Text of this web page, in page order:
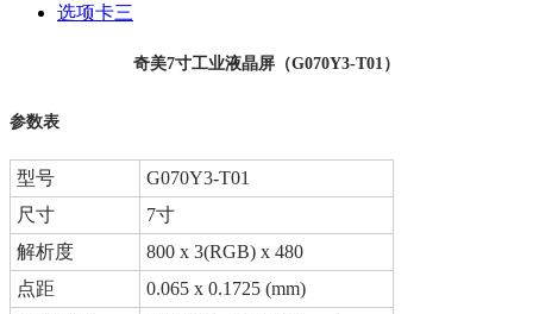
选项卡三
奇美7寸工业液晶屏（G070Y3-T01）
参数表
型号
G070Y3-T01
尺寸
7寸
解析度
800 x 3(RGB) x 480
点距
0.065 x 0.1725 (mm)